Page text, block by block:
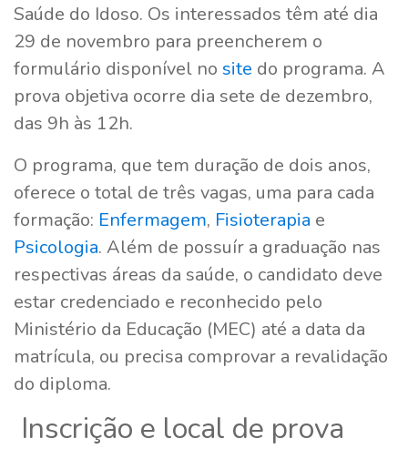
Saúde do Idoso. Os interessados têm até dia
29 de novembro para preencherem o
formulário disponível no site do programa. A
prova objetiva ocorre dia sete de dezembro,
das 9h às 12h.
O programa, que tem duração de dois anos,
oferece o total de três vagas, uma para cada
formação: Enfermagem, Fisioterapia e
Psicologia. Além de possuír a graduação nas
respectivas áreas da saúde, o candidato deve
estar credenciado e reconhecido pelo
Ministério da Educação (MEC) até a data da
matrícula, ou precisa comprovar a revalidação
do diploma.
Inscrição e local de prova